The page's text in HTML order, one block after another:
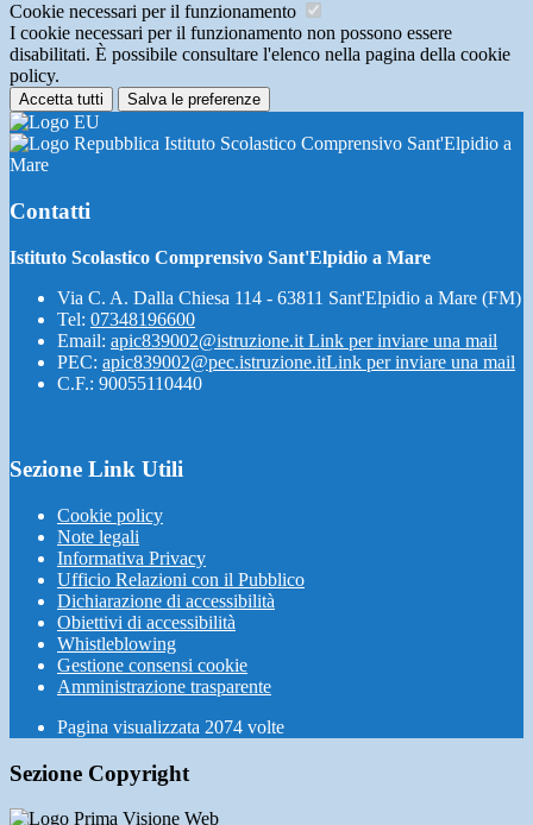
Cookie necessari per il funzionamento
I cookie necessari per il funzionamento non possono essere
disabilitati. È possibile consultare l'elenco nella pagina della cookie
policy.
Accetta tutti Salva le preferenze
Istituto Scolastico Comprensivo Sant'Elpidio a
Mare
Contatti
Istituto Scolastico Comprensivo Sant'Elpidio a Mare
Via C. A. Dalla Chiesa 114 - 63811 Sant'Elpidio a Mare (FM)
Tel: 07348196600
Email: apic839002@istruzione.it Link per inviare una mail
PEC: apic839002@pec.istruzione.itLink per inviare una mail
C.F.: 90055110440
Sezione Link Utili
Cookie policy
Note legali
Informativa Privacy
Ufficio Relazioni con il Pubblico
Dichiarazione di accessibilità
Obiettivi di accessibilità
Whistleblowing
Gestione consensi cookie
Amministrazione trasparente
Pagina visualizzata 2074 volte
Sezione Copyright